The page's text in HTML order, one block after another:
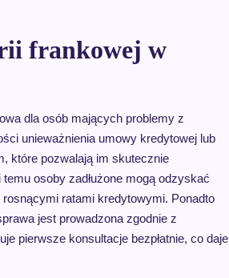
frankowej w
dla osób mających problemy z
unieważnienia umowy kredytowej lub
które pozwalają im skutecznie
osoby zadłużone mogą odzyskać
ratami kredytowymi. Ponadto
jest prowadzona zgodnie z
pierwsze konsultacje bezpłatnie, co daje